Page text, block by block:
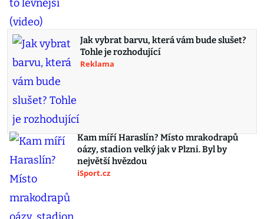
Jak vybrat barvu, která vám bude slušet?
Tohle je rozhodující
Reklama
Kam míří Haraslín? Místo mrakodrapů
oázy, stadion velký jak v Plzni. Byl by
největší hvězdou
iSport.cz